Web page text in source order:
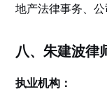
地产法律事务、公
八、朱建波律
执业机构：